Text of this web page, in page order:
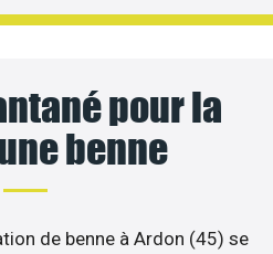
pour la
benne
de benne à Ardon (45) se